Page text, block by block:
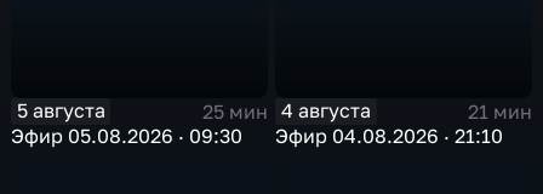
5 августа
25 мин
Эфир 05.08.2026 · 09:30
4 августа
21 мин
Эфир 04.08.2026 · 21:10